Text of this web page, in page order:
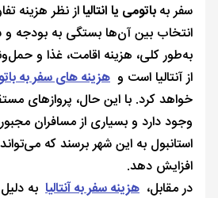
سفر بهباتومی یا انتالیااز نظر هزینه
انتخاب بین آن‌ها بستگی به بودجه
به‌طور کلی، هزینه اقامت، غذا و
از آنتالیا است و هزینه های سفر به
خواهد کرد. با این‌ حال، پروازهای
وجود دارد و بسیاری از مسافران
استانبول به این شهر برسند که
افزایش دهد.
در مقابل، هزینه سفر به آنتالیا به